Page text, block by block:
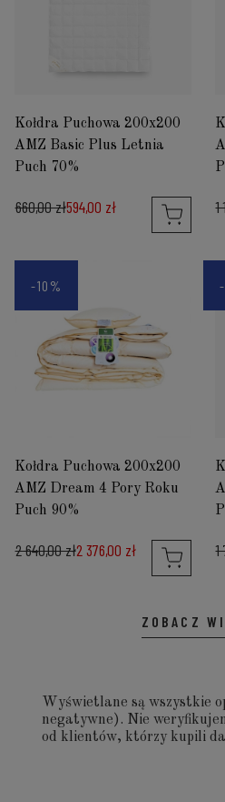
Kołdra Puchowa 200x200
AMZ Basic Plus Letnia
Puch 70%
660,00 zł594,00 zł 1
Kołdra Puchowa 200x200
AMZ Dream 4 Pory Roku
Puch 90%
2 640,00 zł2 376,00 zł
-10%
1
ZOBACZ
Wyświetlane są wszystkie
negatywne). Nie
od klientów, którzy kupili